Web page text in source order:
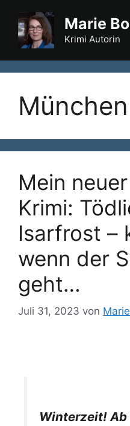
Marie
Krimi Autorin
Mein
Krimi:
Isarfrost –
wenn der
geht…
Juli 31, 2023 von
Winterzeit!